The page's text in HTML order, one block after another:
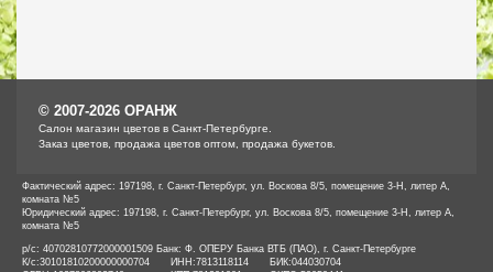
© 2007-2026 ОРАНЖ
Cалон магазин цветов в Санкт-Петербурге.
Заказ цветов, продажа цветов оптом, продажа букетов.
Фактический адрес: 197198, г. Санкт-Петербург, ул. Воскова 8/5, помещение 3-Н, литер А,
комната №5
Юридический адрес: 197198, г. Санкт-Петербург, ул. Воскова 8/5, помещение 3-Н, литер А,
комната №5
р/с: 40702810772000001509 Банк: Ф. ОПЕРУ Банка ВТБ (ПАО), г. Санкт-Петербурге
К/с:30101810200000000704 ИНН:7813118114 БИК:044030704